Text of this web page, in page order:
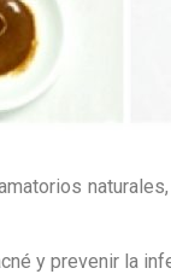
y prevenir la